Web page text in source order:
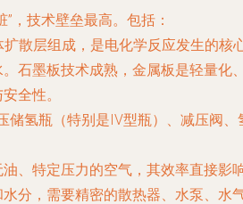
”，技术壁垒最高。包括：
散层组成，是电化学反应发生的核
石墨板技术成熟，金属板是轻量化
全性。
储氢瓶 （特别是IV型瓶）、 减压阀、
油、特定压力的空气，其效率直接影
水分，需要精密的散热器、 水泵、 水